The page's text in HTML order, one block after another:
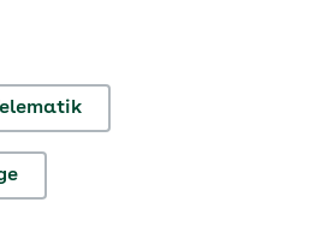
sorgen sich daher,